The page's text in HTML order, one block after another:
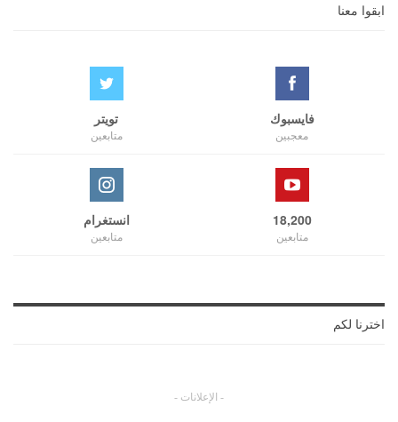
ابقوا معنا
فايسبوك
معجبين
تويتر
متابعين
18,200
متابعين
انستغرام
متابعين
اخترنا لكم
- الإعلانات -